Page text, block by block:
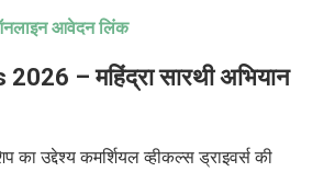
आवेदन लिंक
– महिंद्रा सारथी अभियान
का उद्देश्य कमर्शियल व्हीकल्स ड्राइवर्स की